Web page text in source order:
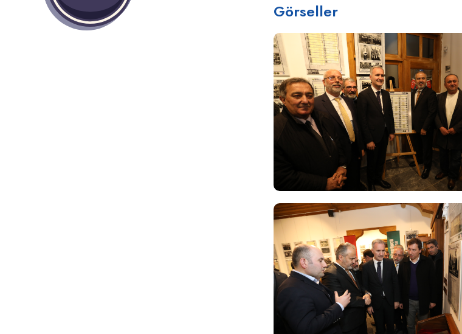
Görseller